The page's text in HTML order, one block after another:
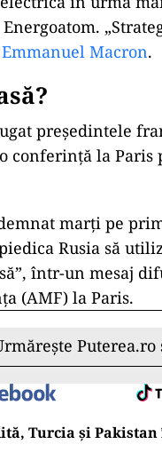
Macron.
preşedintele
conferinţă la Paris
marţi pe
Rusia să
într-un mesaj
(AMF) la Paris.
Puterea.ro
Turcia și